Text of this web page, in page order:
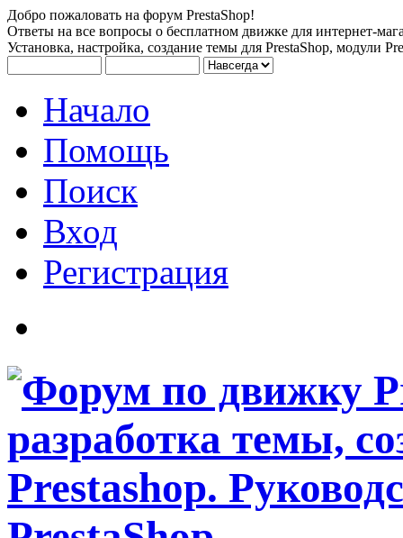
Добро пожаловать на форум PrestaShop!
Ответы на все вопросы о бесплатном движке для интернет-
Установка, настройка, создание темы для PrestaShop, модули
Начало
Помощь
Поиск
Вход
Регистрация